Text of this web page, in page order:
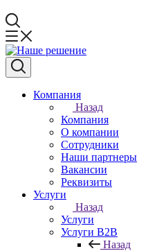
Компания
Назад
Компания
О компании
Сотрудники
Наши партнеры
Вакансии
Реквизиты
Услуги
Назад
Услуги
Услуги B2B
Назад